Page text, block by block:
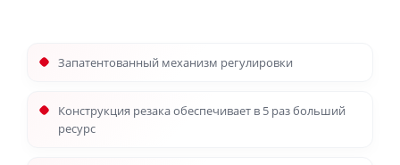
Запатентованный механизм регулировки
Конструкция резака обеспечивает в 5 раз больший
ресурс